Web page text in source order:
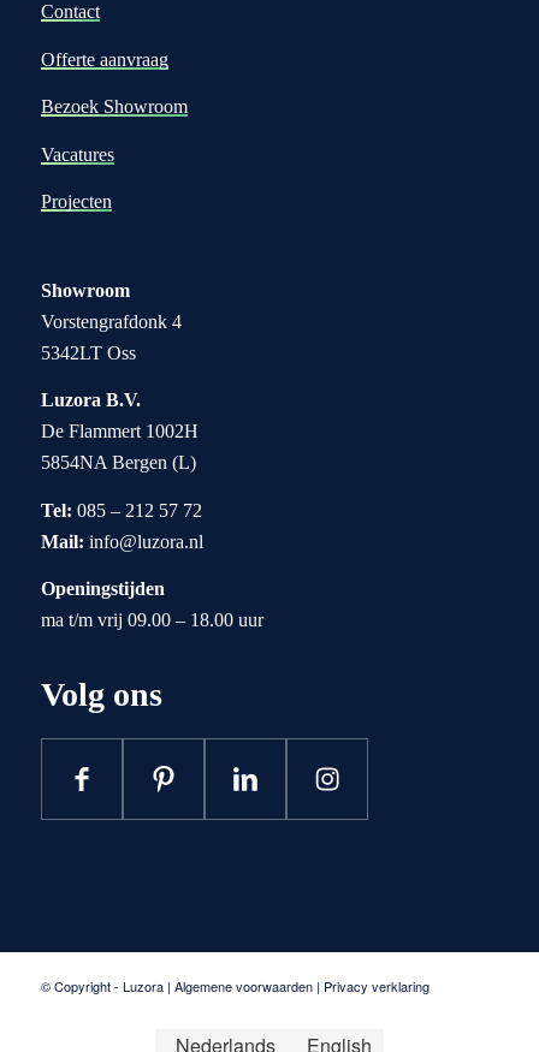
Contact
Offerte aanvraag
Bezoek Showroom
Vacatures
Projecten
Showroom
Vorstengrafdonk 4
5342LT Oss
Luzora B.V.
De Flammert 1002H
5854NA Bergen (L)
Tel: 085 – 212 57 72
Mail: info@luzora.nl
Openingstijden
ma t/m vrij 09.00 – 18.00 uur
Volg ons
FacebookPinterest LinkedIn Instagram
© Copyright - Luzora | Algemene voorwaarden| Privacy verklaring
Nederlands English